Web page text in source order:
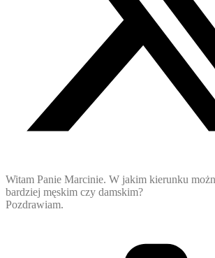
Witam Panie Marcinie. W jakim kierunku
bardziej męskim czy damskim?
Pozdrawiam.